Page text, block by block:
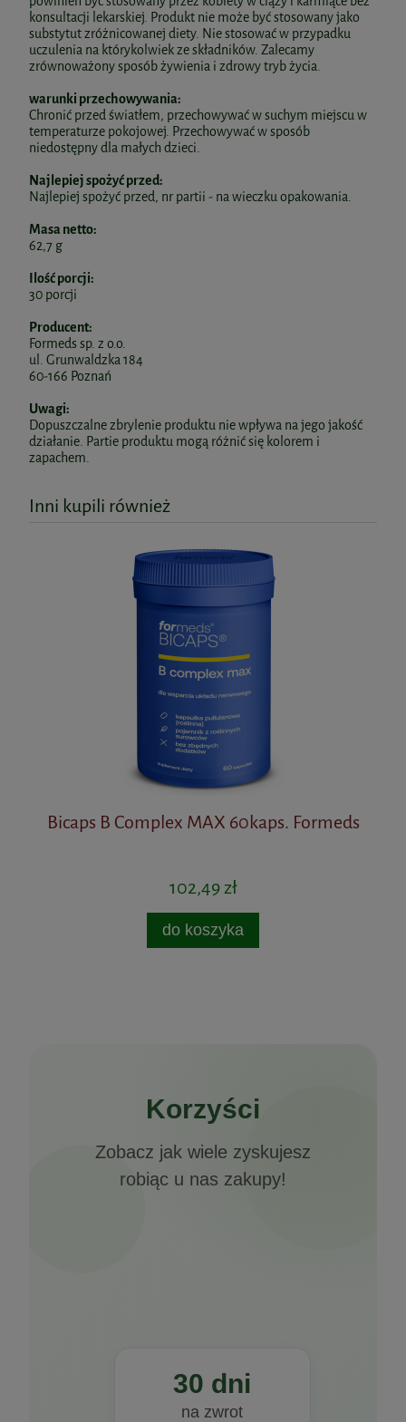
konsultacji lekarskiej. Produkt nie może być stosowany jako
substytut zróżnicowanej diety. Nie stosować w przypadku
uczulenia na którykolwiek ze składników. Zalecamy
zrównoważony sposób żywienia i zdrowy tryb życia.
warunki przechowywania:
Chronić przed światłem, przechowywać w suchym miejscu w
temperaturze pokojowej. Przechowywać w sposób
niedostępny dla małych dzieci.
Najlepiej spożyć przed:
Najlepiej spożyć przed, nr partii - na wieczku opakowania.
Masa netto:
62,7 g
Ilość porcji:
30 porcji
Producent:
Formeds sp. z o.o.
ul. Grunwaldzka 184
60-166 Poznań
Uwagi:
Dopuszczalne zbrylenie produktu nie wpływa na jego jakość
działanie. Partie produktu mogą różnić się kolorem i
zapachem.
Inni kupili również
Bicaps B Complex MAX 60kaps. Formeds
102,49 zł
do koszyka
Korzyści
Zobacz jak wiele zyskujesz
robiąc u nas zakupy!
30 dni
na zwrot